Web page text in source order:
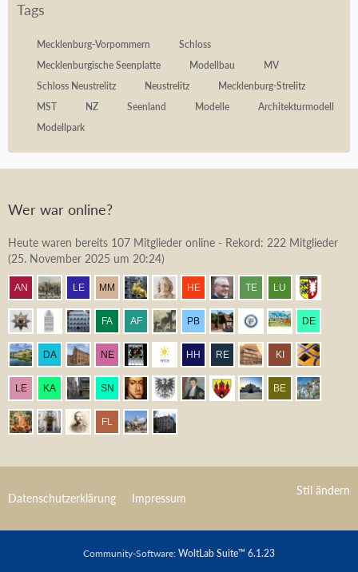
Tags
Mecklenburg-Vorpommern
Schloss
Mecklenburgische Seenplatte
Modellbau
MV
Schloss Neustrelitz
Neustrelitz
Mecklenburg-Strelitz
MST
NZ Seenland Modelle
Architekturmodell
Modellpark
Wer war online?
Heute waren bereits 107 Mitglieder online - Rekord: 222 Mitglieder
(25. November 2025 um 20:24)
Stil ändern
Datenschutzerklärung Impressum
Community-Software: WoltLab Suite™ 6.1.23